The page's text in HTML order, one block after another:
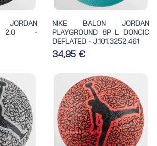
2.0 -
NIKE BALON JORDAN
PLAYGROUND 8P L DONCIC
DEFLATED - J.101.3252.461
34,95 €